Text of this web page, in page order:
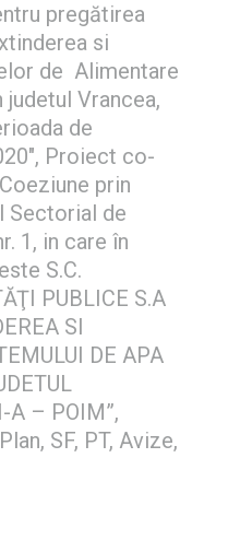
pregătirea
si
de Alimentare
judetul Vrancea,
de
Proiect co-
prin
Sectorial de
1, in care în
S.C.
PUBLICE S.A
SI
DE APA
A – POIM”,
SF, PT, Avize,